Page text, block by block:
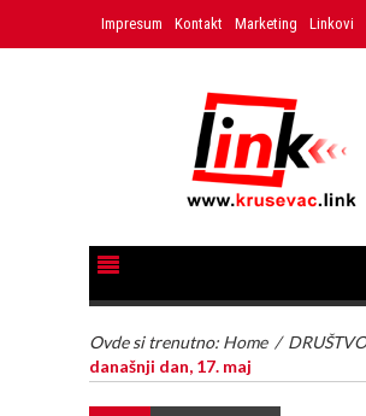
Impresum Kontakt Marketing Linkovi
Ovde si trenutno: Home / DRUŠTVO
današnji dan, 17. maj